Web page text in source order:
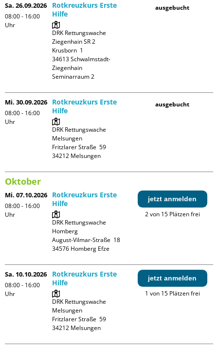
Sa. 26.09.2026
08:00 - 16:00
Uhr
Rotkreuzkurs Erste
Hilfe
DRK Rettungswache
Ziegenhain SR 2
Krusborn  1
34613 Schwalmstadt-
Ziegenhain
Seminarraum 2
ausgebucht
Mi. 30.09.2026
08:00 - 16:00
Uhr
Rotkreuzkurs Erste
Hilfe
DRK Rettungswache
Melsungen
Fritzlarer Straße  59
ausgebucht
Oktober
Mi. 07.10.2026
08:00 - 16:00
Uhr
Rotkreuzkurs Erste
Hilfe
DRK Rettungswache
Homberg
August-Vilmar-Straße  18
jetzt anmelden
2 von 15 Plätzen frei
Sa. 10.10.2026
08:00 - 16:00
Uhr
Rotkreuzkurs Erste
Hilfe
DRK Rettungswache
Melsungen
Fritzlarer Straße  59
jetzt anmelden
1 von 15 Plätzen frei